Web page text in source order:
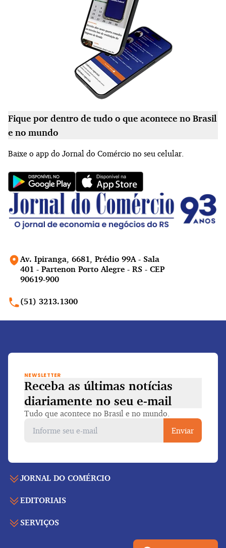
Av. Ipiranga, 6681, Prédio 99A - Sala
401 - Partenon Porto Alegre - RS - CEP
90619-900
(51) 3213.1300
Fique por dentro de tudo o que acontece no Brasil
e no mundo
Baixe o app do Jornal do Comércio no seu celular.
JORNAL DO COMÉRCIO
Capa
EDITORIAIS
Economia
SERVIÇOS
NEWSLETTER
Receba as últimas notícias
diariamente no seu e-mail
Tudo que acontece no Brasil e no mundo.
Enviar